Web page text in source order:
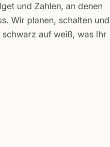
und Zahlen, an denen
Wir planen, schalten und
schwarz auf weiß, was Ihr